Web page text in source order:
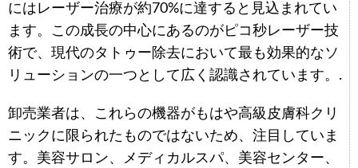
にはレーザー治療が約70%に達すると見込まれてい
ます。この成長の中心にあるのがピコ秒レーザー技
術で、現代のタトゥー除去において最も効果的なソ
リューションの一つとして広く認識されています。.
卸売業者は、これらの機器がもはや高級皮膚科クリ
ニックに限られたものではないため、注目していま
す。美容サロン、メディカルスパ、美容センター、